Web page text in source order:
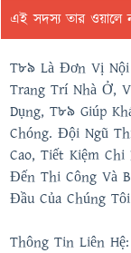
এই সদস্য তার ওয়ালে
T89 Là Đơn Vị Nội
Trang Trí Nhà Ở,
Dụng, T89 Giúp
Chóng. Đội Ngũ
Cao, Tiết Kiệm
Đến Thi Công Và
Đầu Của Chúng
Thông Tin Liên Hệ: